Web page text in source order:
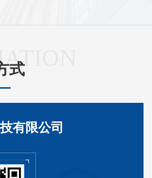
式
有限公司